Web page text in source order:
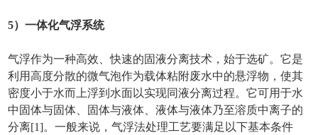
5）一体化气浮系统
气浮作为一种高效、快速的固液分离技术，始于选矿。它是
利用高度分散的微气泡作为载体粘附废水中的悬浮物，使其
密度小于水而上浮到水面以实现同液分离过程。它可用于水
中固体与固体、固体与液体、液体与液体乃至溶质中离子的
分离[1]。一般来说，气浮法处理工艺要满足以下基本条件